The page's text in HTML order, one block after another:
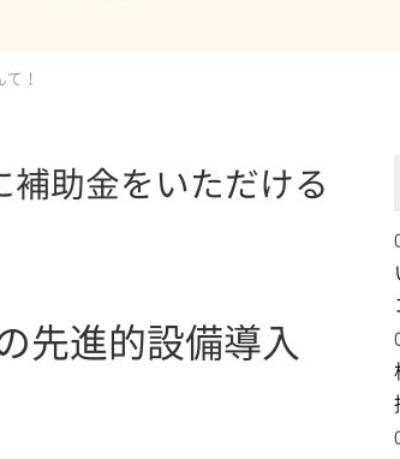
！
補助金をいただける
先進的設備導入